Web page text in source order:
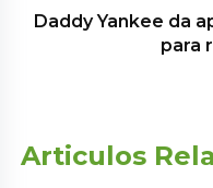
Daddy Yankee da
para
Articulos